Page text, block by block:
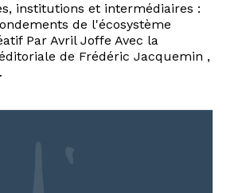
institutions et intermédiaires :
de l'écosystème
Par Avril Joffe Avec la
de Frédéric Jacquemin ,